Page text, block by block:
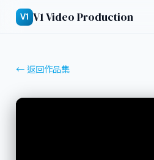
V1 V1 Video Production
← 返回作品集